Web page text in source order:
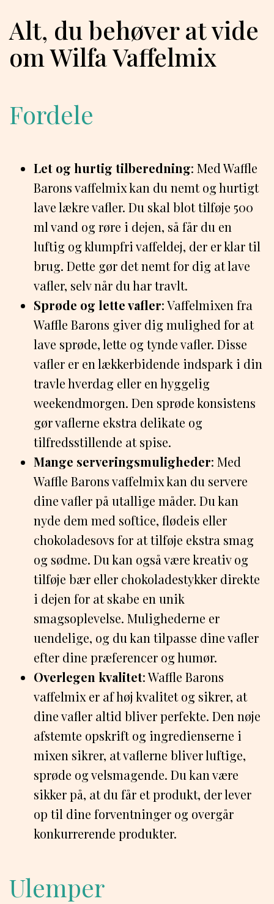
Alt, du behøver at vide
om Wilfa Vaffelmix
Fordele
Let og hurtig tilberedning: Med Waffle
Barons vaffelmix kan du nemt og hurtigt
lave lækre vafler. Du skal blot tilføje 500
ml vand og røre i dejen, så får du en
luftig og klumpfri vaffeldej, der er klar til
brug. Dette gør det nemt for dig at lave
vafler, selv når du har travlt.
Sprøde og lette vafler: Vaffelmixen fra
Waffle Barons giver dig mulighed for at
lave sprøde, lette og tynde vafler. Disse
vafler er en lækkerbidende indspark i din
travle hverdag eller en hyggelig
weekendmorgen. Den sprøde konsistens
gør vaflerne ekstra delikate og
tilfredsstillende at spise.
Mange serveringsmuligheder: Med
Waffle Barons vaffelmix kan du servere
dine vafler på utallige måder. Du kan
nyde dem med softice, flødeis eller
chokoladesovs for at tilføje ekstra smag
og sødme. Du kan også være kreativ og
tilføje bær eller chokoladestykker direkte
i dejen for at skabe en unik
smagsoplevelse. Mulighederne er
uendelige, og du kan tilpasse dine vafler
efter dine præferencer og humør.
Overlegen kvalitet: Waffle Barons
vaffelmix er af høj kvalitet og sikrer, at
dine vafler altid bliver perfekte. Den nøje
afstemte opskrift og ingredienserne i
mixen sikrer, at vaflerne bliver luftige,
sprøde og velsmagende. Du kan være
sikker på, at du får et produkt, der lever
op til dine forventninger og overgår
konkurrerende produkter.
Ulemper